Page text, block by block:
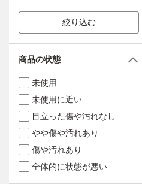
絞り込む
商品の状態
未使用
未使用に近い
目立った傷や汚れなし
やや傷や汚れあり
傷や汚れあり
全体的に状態が悪い